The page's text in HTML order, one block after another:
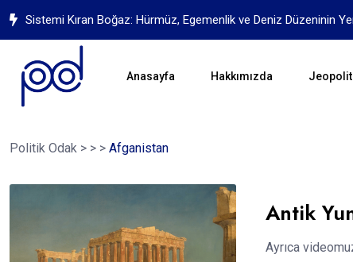
Sistemi Kıran Boğaz: Hürmüz, Egemenlik ve Deniz Düzeninin
Anasayfa Hakkımızda
Politik Odak > > > Afganistan
Antik
Ayrıca